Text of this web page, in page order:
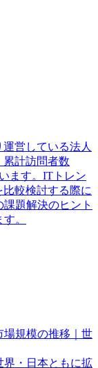
営している法人
計訪問者数
ます。ITトレン
較検討する際に
題解決のヒント
。
場規模の推移｜世
界・日本ともに拡